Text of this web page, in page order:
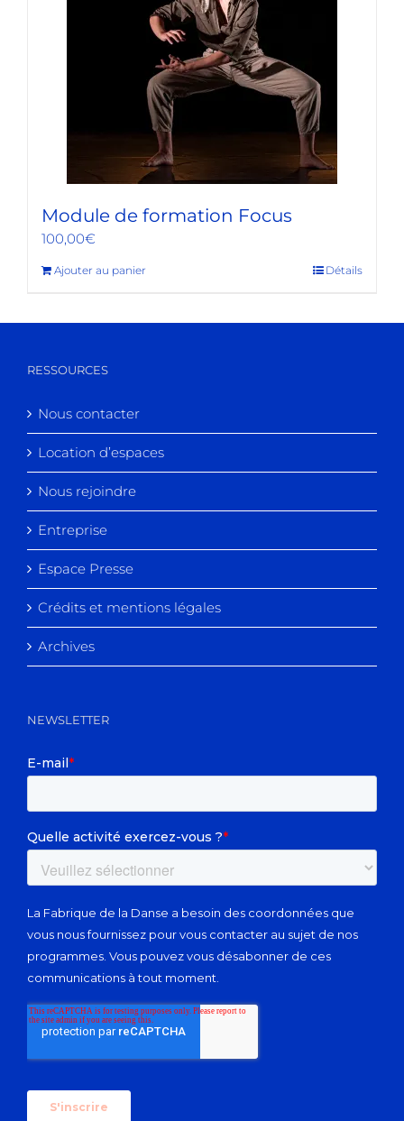
Module de formation Focus
100,00€
Ajouter au panier Détails
RESSOURCES
Nous contacter
Location d’espaces
Nous rejoindre
Entreprise
Espace Presse
Crédits et mentions légales
Archives
NEWSLETTER